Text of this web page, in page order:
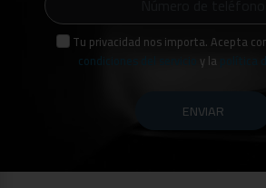
Tu privacidad nos importa. Acepta
condiciones del servicio
y la
ENVIAR